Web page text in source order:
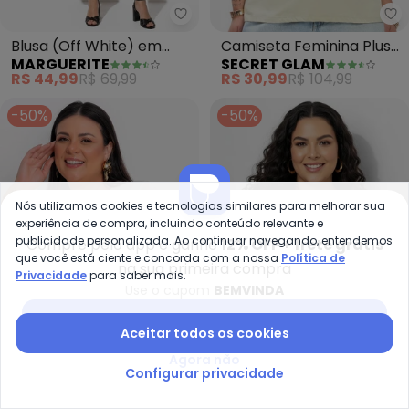
Marguerite - Blusa (Off White)
Blusa (Off White) em
Poliviscose
MARGUERITE
R$ 44,99R$ 69,99
Camiseta Feminina Plus
Size (Verde)
SECRET GLAM
R$ 30,99R$ 104,99
-50%
Marguerite - Blusa (Off White)
Blusa (Off White) com
-50%
Compre pelo app e ganhe12% OFF + frete grátis
na sua primeira compra
Nós utilizamos cookies e tecnologias similares para melhorar sua
experiência de compra, incluindo conteúdo relevante e
publicidade personalizada. Ao continuar navegando, entendemos
que você está ciente e concorda com a nossa Política de
Privacidadepara saber mais.
Aceitar todos os cookies
Configurar privacidade